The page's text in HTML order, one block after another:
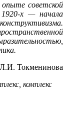
советской
1920-х — начала
Л.И. Токменинова
комплекс